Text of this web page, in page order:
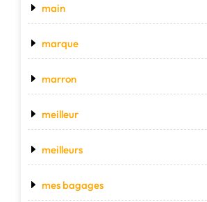
main
marque
marron
meilleur
meilleurs
mes bagages